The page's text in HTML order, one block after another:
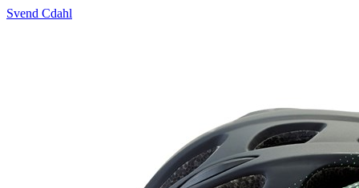
Svend Cdahl